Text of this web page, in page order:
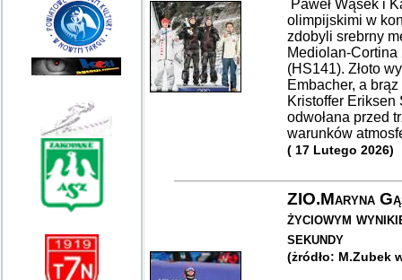
Paweł Wąsek i
olimpijskimi w
zdobyli srebrny
Mediolan-
(HS141). Złoto
Embacher, a
Kristoffer Eriksen
odwołana przed
warunków
( 17 Lutego 2026)
ZIO.Maryna
życiowym
sekundy
(żródło: M.Zubek